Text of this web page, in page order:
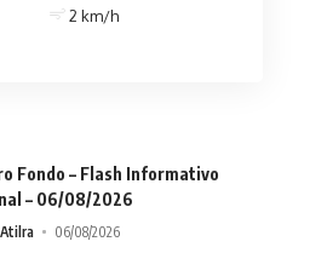
2 km/h
Fondo – Flash Informativo
– 06/08/2026
06/08/2026